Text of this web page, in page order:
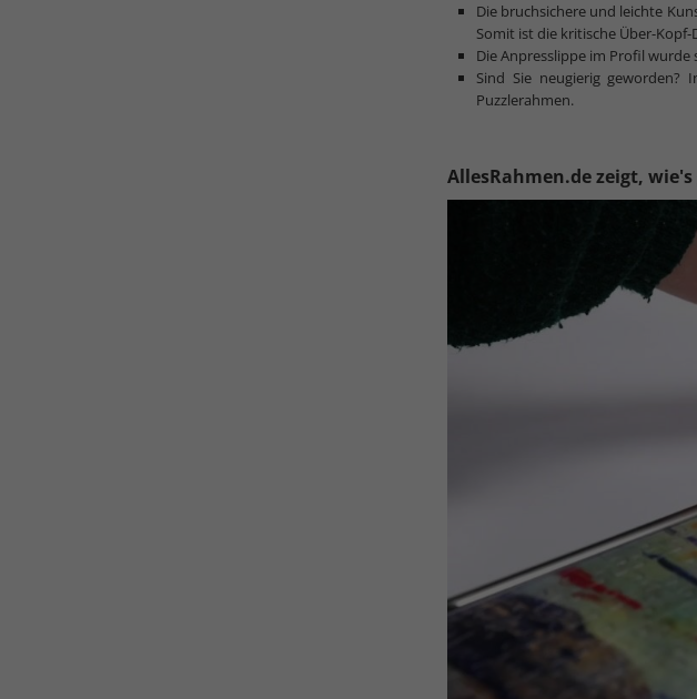
Die bruchsichere und leichte
Somit ist die kritische Über-
Die Anpresslippe im Profil
Sind Sie neugierig geworden?
Puzzlerahmen.
AllesRahmen.de zeigt,